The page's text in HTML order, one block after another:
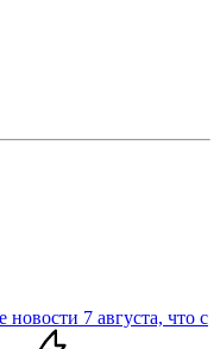
7 августа, что с